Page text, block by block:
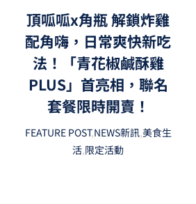
頂呱呱x角瓶 解鎖炸雞
配角嗨，日常爽快新吃
法！「青花椒鹹酥雞
PLUS」首亮相，聯名
套餐限時開賣！
FEATURE POST,NEWS新訊,美食生
活,限定活動